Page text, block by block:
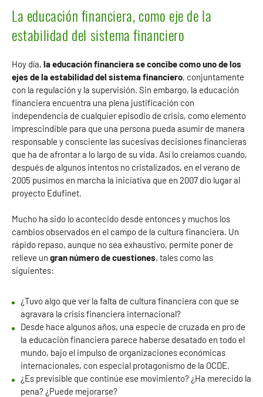
La educación financiera, como eje de la
estabilidad del sistema financiero
Hoy día, la educación financiera se concibe como uno de los
ejes de la estabilidad del sistema financiero, conjuntamente
con la regulación y la supervisión. Sin embargo, la educación
financiera encuentra una plena justificación con
independencia de cualquier episodio de crisis, como elemento
imprescindible para que una persona pueda asumir de manera
responsable y consciente las sucesivas decisiones financieras
que ha de afrontar a lo largo de su vida. Así lo creíamos cuando,
después de algunos intentos no cristalizados, en el verano de
2005 pusimos en marcha la iniciativa que en 2007 dio lugar al
proyecto Edufinet.
Mucho ha sido lo acontecido desde entonces y muchos los
cambios observados en el campo de la cultura financiera. Un
rápido repaso, aunque no sea exhaustivo, permite poner de
relieve un gran número de cuestiones, tales como las
siguientes:
¿Tuvo algo que ver la falta de cultura financiera con que se
agravara la crisis financiera internacional?
Desde hace algunos años, una especie de cruzada en pro de
la educación financiera parece haberse desatado en todo el
mundo, bajo el impulso de organizaciones económicas
internacionales, con especial protagonismo de la OCDE.
¿Es previsible que continúe ese movimiento? ¿Ha merecido la
pena? ¿Puede mejorarse?